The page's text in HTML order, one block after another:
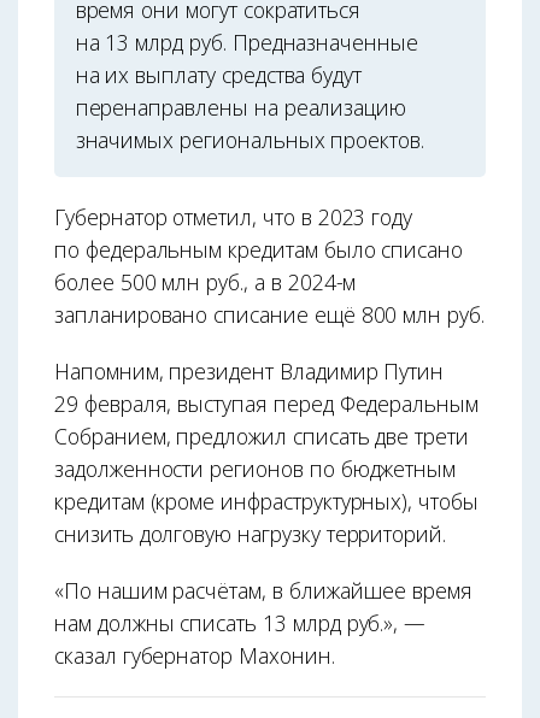
время они могут сократиться
на 13 млрд руб. Предназначенные
на их выплату средства будут
перенаправлены на реализацию
значимых региональных проектов.
Губернатор отметил, что в 2023 году
по федеральным кредитам было списано
более 500 млн руб., а в 2024-м
запланировано списание ещё 800 млн руб.
Напомним, президент Владимир Путин
29 февраля, выступая перед Федеральным
Собранием, предложил списать две трети
задолженности регионов по бюджетным
кредитам (кроме инфраструктурных), чтобы
снизить долговую нагрузку территорий.
«По нашим расчётам, в ближайшее время
нам должны списать 13 млрд руб.», —
сказал губернатор Махонин.